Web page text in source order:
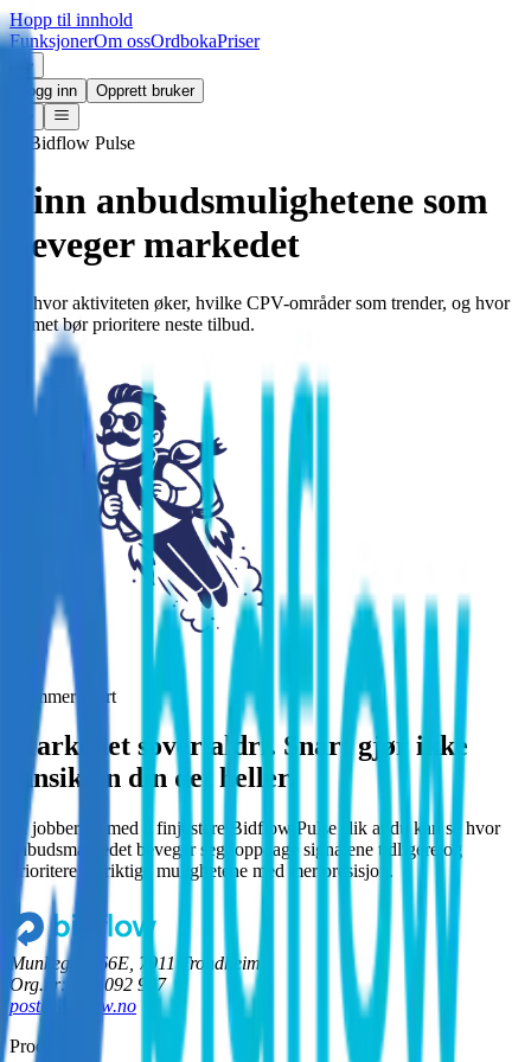
Hopp til innhold
FunksjonerOm ossOrdbokaPriser
Logg inn Opprett bruker
Bidflow Pulse
Finn anbudsmulighetene som
beveger markedet
Se hvor aktiviteten øker, hvilke CPV-områder som trender, og hvor
teamet bør prioritere neste tilbud.
Kommer snart
Markedet sover aldri. Snart gjør ikke
innsikten din det heller.
Vi jobber nå med å finjustere Bidflow Pulse slik at du kan se hvor
anbudsmarkedet beveger seg, oppdage signalene tidligere og
prioritere de riktige mulighetene med mer presisjon.
Munkegata 66E, 7011 Trondheim
Org.nr: 934 092 937
post@bidflow.no
Produkt